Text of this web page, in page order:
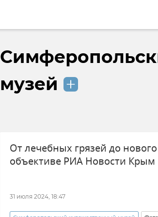
музей
От лечебных грязей до
объективе РИА Новости Крым
31 июля 2024, 18:47